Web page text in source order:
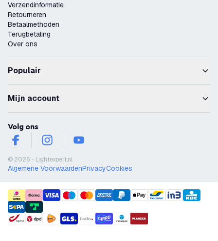
Verzendinformatie
Retourneren
Betaalmethoden
Terugbetaling
Over ons
Populair
Mijn account
Volg ons
facebookinstagramyoutube
© 2026 - Lightexpert.nl
Algemene VoorwaardenPrivacyCookies
payment methods
shipment methods